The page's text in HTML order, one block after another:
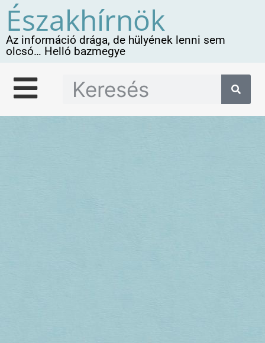
Északhírnök
Az információ drága, de hülyének lenni sem
olcsó… Helló bazmegye